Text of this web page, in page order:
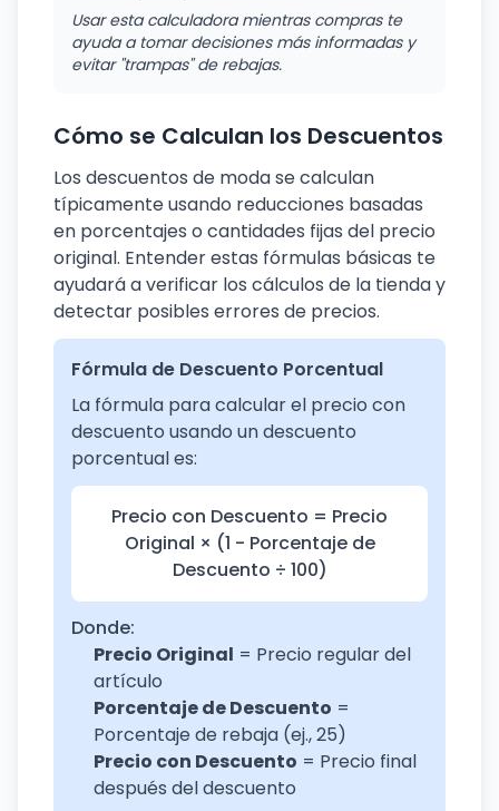
Usar esta calculadora mientras compras te
ayuda a tomar decisiones más informadas y
evitar "trampas" de rebajas.
Cómo se Calculan los Descuentos
Los descuentos de moda se calculan
típicamente usando reducciones basadas
en porcentajes o cantidades fijas del precio
original. Entender estas fórmulas básicas te
ayudará a verificar los cálculos de la tienda y
detectar posibles errores de precios.
Fórmula de Descuento Porcentual
La fórmula para calcular el precio con
descuento usando un descuento
porcentual es:
Precio con Descuento = Precio
Original × (1 - Porcentaje de
Descuento ÷ 100)
Donde:
Precio Original = Precio regular del
artículo
Porcentaje de Descuento =
Porcentaje de rebaja (ej., 25)
Precio con Descuento = Precio final
después del descuento